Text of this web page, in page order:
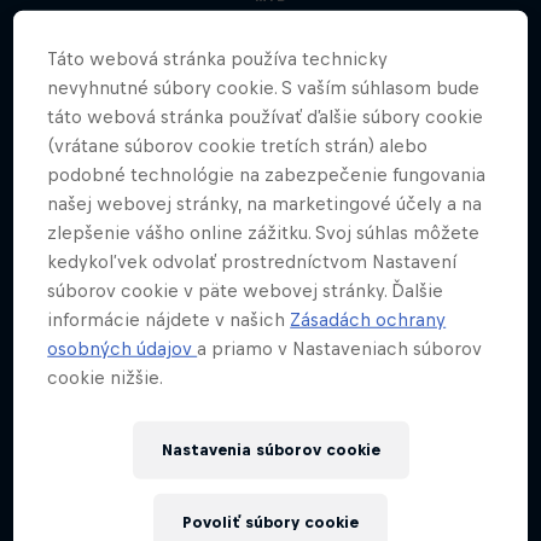
Táto webová stránka používa technicky
nevyhnutné súbory cookie. S vaším súhlasom bude
táto webová stránka používať ďalšie súbory cookie
(vrátane súborov cookie tretích strán) alebo
podobné technológie na zabezpečenie fungovania
našej webovej stránky, na marketingové účely a na
zlepšenie vášho online zážitku. Svoj súhlas môžete
kedykoľvek odvolať prostredníctvom Nastavení
súborov cookie v päte webovej stránky. Ďalšie
informácie nájdete v našich Zásadách ochrany
osobných údajova priamo v Nastaveniach súborov
cookie nižšie.
Nastavenia súborov cookie
Povoliť súbory cookie